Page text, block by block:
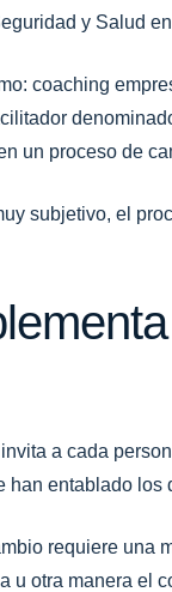
y Salud
coaching
un proceso de
subjetivo, el
a cada
han entablado los
requiere una
u otra manera el